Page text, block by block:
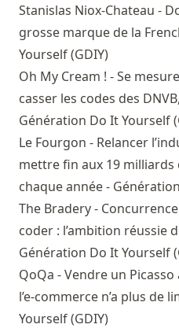
Stanislas Niox-Chateau -
grosse marque de la
Yourself (GDIY)
Oh My Cream ! - Se
casser les codes des
Génération Do It Yourself
Le Fourgon - Relancer
mettre fin aux 19 milliards
chaque année -
The Bradery -
coder : l’ambition réussie
Génération Do It Yourself
QoQa - Vendre un
l’e-commerce n’a plus de
Yourself (GDIY)